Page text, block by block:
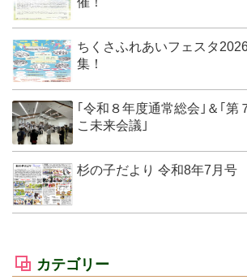
ちくさふれあいフェスタ
集！
｢令和８年度通常総会｣＆｢第
こ未来会議｣
杉の子だより 令和8年7月号
カテゴリー